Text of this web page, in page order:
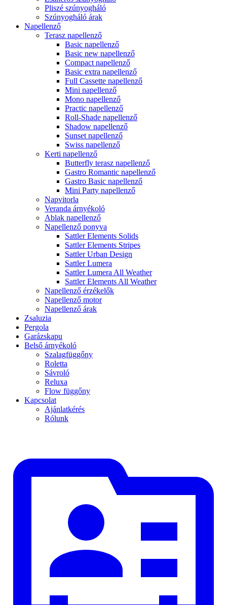
Pliszé szúnyogháló
Szúnyogháló árak
Napellenző
Terasz napellenző
Basic napellenző
Basic new napellenző
Compact napellenző
Basic extra napellenző
Full Cassette napellenző
Mini napellenző
Mono napellenző
Practic napellenző
Roll-Shade napellenző
Shadow napellenző
Sunset napellenző
Swiss napellenző
Kerti napellenző
Butterfly terasz napellenző
Gastro Romantic napellenző
Gastro Basic napellenző
Mini Party napellenző
Napvitorla
Veranda árnyékoló
Ablak napellenző
Napellenző ponyva
Sattler Elements Solids
Sattler Elements Stripes
Sattler Urban Design
Sattler Lumera
Sattler Lumera All Weather
Sattler Elements All Weather
Napellenző érzékelők
Napellenző motor
Napellenző árak
Zsaluzia
Pergola
Garázskapu
Belső árnyékoló
Szalagfüggőny
Roletta
Sávroló
Reluxa
Flow függőny
Kapcsolat
Ajánlatkérés
Rólunk